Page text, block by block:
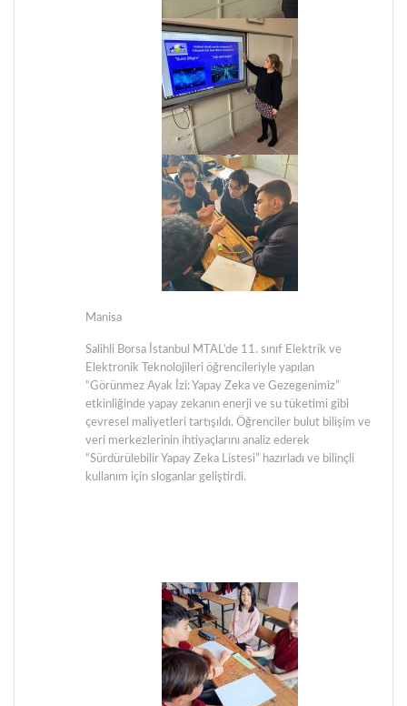
Manisa
Salihli Borsa İstanbul MTAL’de 11. sınıf Elektrik ve
Elektronik Teknolojileri öğrencileriyle yapılan
“Görünmez Ayak İzi: Yapay Zeka ve Gezegenimiz”
etkinliğinde yapay zekanın enerji ve su tüketimi gibi
çevresel maliyetleri tartışıldı. Öğrenciler bulut bilişim ve
veri merkezlerinin ihtiyaçlarını analiz ederek
“Sürdürülebilir Yapay Zeka Listesi” hazırladı ve bilinçli
kullanım için sloganlar geliştirdi.